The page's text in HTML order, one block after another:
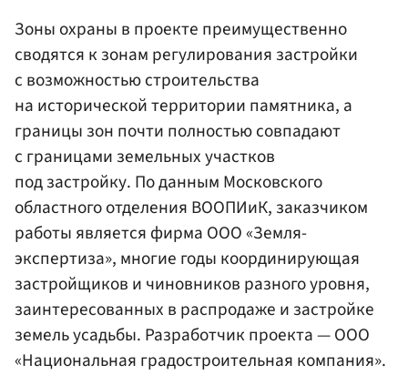
Зоны охраны в проекте преимущественно
сводятся к зонам регулирования застройки
с возможностью строительства
на исторической территории памятника, а
границы зон почти полностью совпадают
с границами земельных участков
под застройку. По данным Московского
областного отделения ВООПИиК, заказчиком
работы является фирма ООО «Земля-
экспертиза», многие годы координирующая
застройщиков и чиновников разного уровня,
заинтересованных в распродаже и застройке
земель усадьбы. Разработчик проекта — ООО
«Национальная градостроительная компания».